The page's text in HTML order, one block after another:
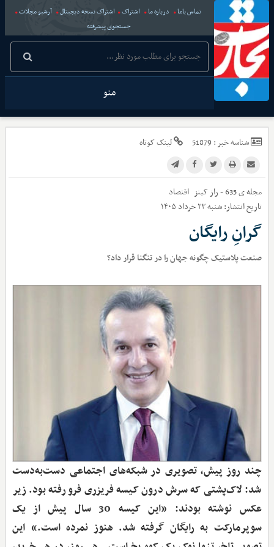
تماس باما درباره ما اشتراک اشتراک نسخه دیجیتال
آرشیو مجلات
جستجوی پیشرفته
منو
شناسه خبر : 51879 لینک کوتاه
مجله ی 635 - راز کینز
اقتصاد
تاریخ انتشار:شنبه ۲۳ خرداد ۱۴۰۵
گرانِ رایگان
صنعت پلاستیک چگونه جهان را در تنگنا قرار داد؟
چند روز پیش، تصویری در شبکه‌های اجتماعی دست‌به‌دست
شد: لاک‌پشتی که سرش درون کیسه فریزری فرو رفته بود. زیر
عکس نوشته بودند: «این کیسه 30 سال پیش از یک
سوپرمارکت به رایگان گرفته شد. هنوز نمرده است.» این